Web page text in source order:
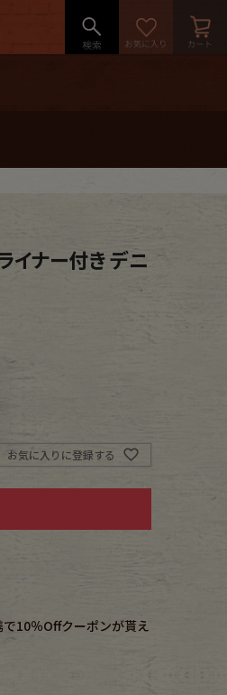
イナー付き デニ
お気に入りに登録する
10％Offクーポンが貰え